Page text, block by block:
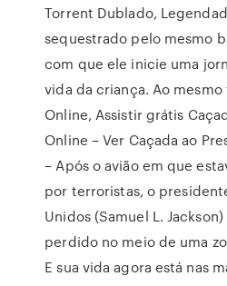
Torrent Dublado,
sequestrado pelo mesmo
com que ele inicie uma
vida da criança. Ao
Online, Assistir grátis
Online – Ver Caçada ao
– Após o avião em que
por terroristas, o
Unidos (Samuel L.
perdido no meio de uma
E sua vida agora está nas